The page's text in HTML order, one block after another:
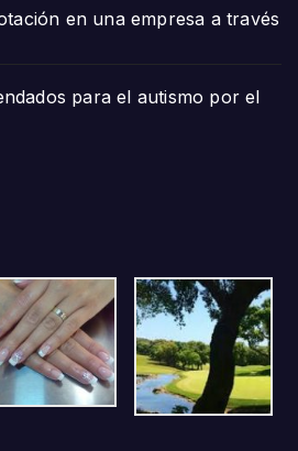
en una empresa a través
para el autismo por el